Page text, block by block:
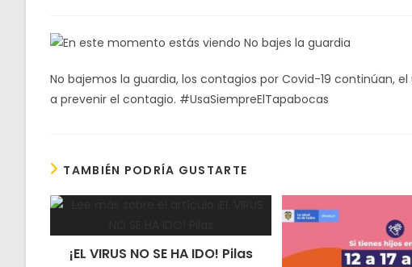
entrada:
No bajemos la guardia, los contagios por Covid-19 continúan,
a prevenir el contagio. #UsaSiempreElTapabocas
TAMBIÉN PODRÍA GUSTARTE
¡EL VIRUS NO SE HA IDO! Pilas